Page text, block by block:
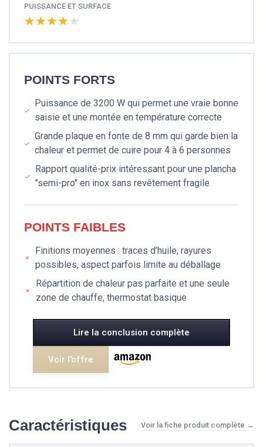
PUISSANCE ET SURFACE
★★★★★
★★★★★
POINTS FORTS
Puissance de 3200 W qui permet une vraie bonne
saisie et une montée en température correcte
Grande plaque en fonte de 8 mm qui garde bien la
chaleur et permet de cuire pour 4 à 6 personnes
Rapport qualité-prix intéressant pour une plancha
"semi-pro" en inox sans revêtement fragile
POINTS FAIBLES
Finitions moyennes : traces d’huile, rayures
possibles, aspect parfois limite au déballage
Répartition de chaleur pas parfaite et une seule
zone de chauffe, thermostat basique
Lire la conclusion complète
Voir l'offre
Caractéristiques Voir la fiche produit complète →